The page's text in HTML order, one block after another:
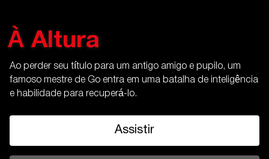
À Altura
Ao perder seu título para um antigo amigo e pupilo, um
famoso mestre de Go entra em uma batalha de inteligência
e habilidade para recuperá-lo.
Assistir